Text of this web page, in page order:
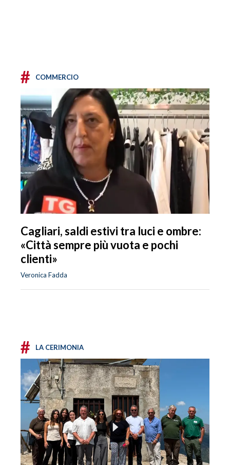
# COMMERCIO
Cagliari, saldi estivi tra luci e ombre:
«Città sempre più vuota e pochi
clienti»
Veronica Fadda
# LA CERIMONIA